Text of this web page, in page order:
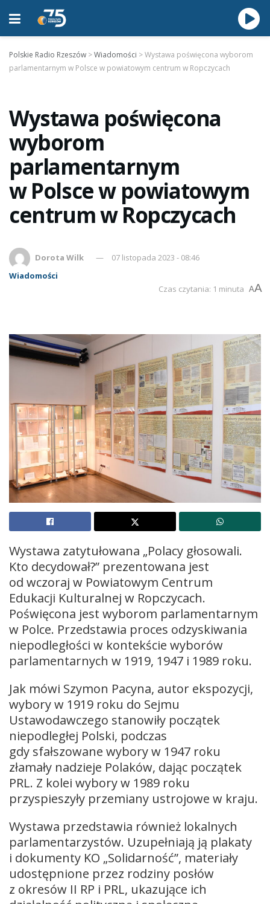
Polskie Radio Rzeszów >Wiadomości >Wystawa poświęcona wyborom
parlamentarnym w Polsce w powiatowym centrum w Ropczycach
Wystawa poświęcona
wyborom
parlamentarnym
w Polsce w powiatowym
centrum w Ropczycach
Dorota Wilk
07 listopada 2023 - 08:46
Wiadomości
Czas czytania: 1 minuta AA
Wystawa zatytułowana „Polacy głosowali.
Kto decydował?” prezentowana jest
od wczoraj w Powiatowym Centrum
Edukacji Kulturalnej w Ropczycach.
Poświęcona jest wyborom parlamentarnym
w Polce. Przedstawia proces odzyskiwania
niepodległości w kontekście wyborów
parlamentarnych w 1919, 1947 i 1989 roku.
Jak mówi Szymon Pacyna, autor ekspozycji,
wybory w 1919 roku do Sejmu
Ustawodawczego stanowiły początek
niepodległej Polski, podczas
gdy sfałszowane wybory w 1947 roku
złamały nadzieje Polaków, dając początek
PRL. Z kolei wybory w 1989 roku
przyspieszyły przemiany ustrojowe w kraju.
Wystawa przedstawia również lokalnych
parlamentarzystów. Uzupełniają ją plakaty
i dokumenty KO „Solidarność”, materiały
udostępnione przez rodziny posłów
z okresów II RP i PRL, ukazujące ich